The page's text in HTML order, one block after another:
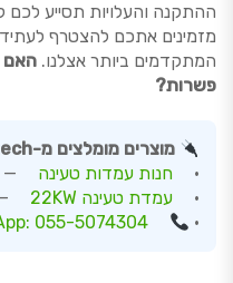
ההתקנה והעלויות תסייע
מזמינים אתכם להצטרף
המתקדמים ביותר אצלנו. האם
פשרות?
מוצרים מומלצים מ-EV Smartech:
•
חנות עמדות טעינה
—
•
עמדת טעינה 22KW
•
055-5074304